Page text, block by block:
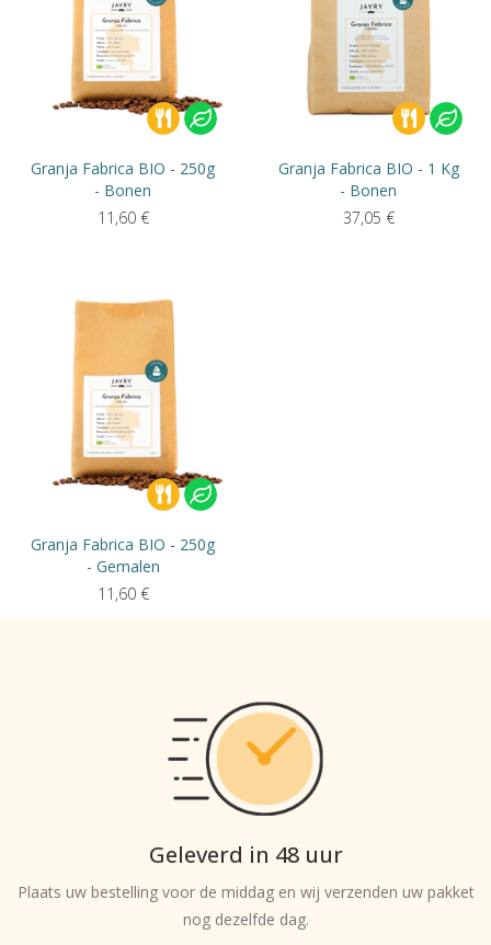
Granja Fabrica BIO - 250g
- Bonen
11,60 €
Granja Fabrica BIO - 1 Kg
- Bonen
37,05 €
Granja Fabrica BIO - 250g
- Gemalen
11,60 €
Geleverd in 48 uur
Plaats uw bestelling voor de middag en wij verzenden uw pakket
nog dezelfde dag.